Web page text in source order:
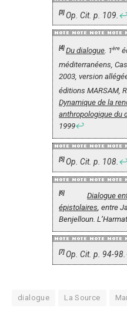
[3]Op. Cit. p. 109. ↩
[4] Du dialogue . 1ère
méditerranéens,
2003, version
éditions MARSAM,
Dynamique de la
anthropologique du
1999↩
[5]Op. Cit. p. 108. ↩
[6]
Dialogue
épistolaires , entre
Benjelloun.
[7]Op. Cit. p. 94-98.
dialogue La Source